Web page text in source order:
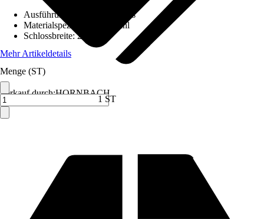
Verkauf durch:HORNBACH
Ausführung
Vorhängeschloss
Materialspezifizierung
Stahl
Schlossbreite:20 mm
Mehr Artikeldetails
Menge (ST)
1 ST